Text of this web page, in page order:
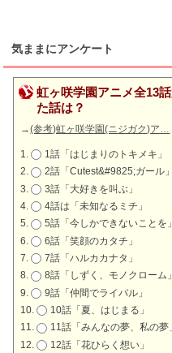
気ままにアンケート
虹ヶ咲学園アニメ全13
た話は？
→(参考)虹ヶ咲学園(ニジガク)ア…
1話「はじまりのトキメキ」
2話「Cutest&#9825;ガール」
3話「大好きを叫ぶ」
4話は「未知なるミチ」
5話「今しかできないことを」
6話「笑顔のカタチ」
7話「ハルカカナタ」
8話「しずく、モノクローム」
9話「仲間でライバル」
10話「夏、はじまる」
11話「みんなの夢、私の夢
12話「花ひらく想い」